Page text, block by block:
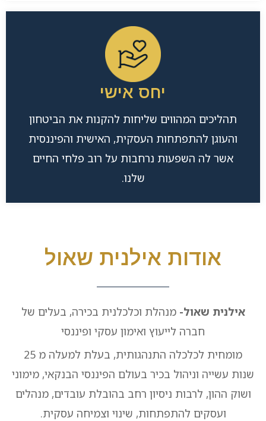
יחס אישי
תהליכים המהווים שליחות להקנות את הביטחון
והעוגן להתפתחות העסקית, האישית והפיננסית
אשר לה השפעות נרחבות על רוב פלחי החיים
שלנו.
אודות אילנית שאול
אילנית שאול-מנהלת וכלכלנית בכירה, בעלים של
חברה לייעוץ ואימון עסקי ופיננסי
מומחית לכלכלה התנהגותית, בעלת למעלה מ 25
שנות עשייה וניהול בכיר בעולם הפיננסי הבנקאי, מימוני
ושוק ההון, לרבות ניסיון רחב בהובלת עובדים, מנהלים
ועסקים להתפתחות, שינוי וצמיחה עסקית.